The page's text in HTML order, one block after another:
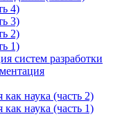
4)
3)
2)
1)
систем разработки
наука (часть 2)
наука (часть 1)